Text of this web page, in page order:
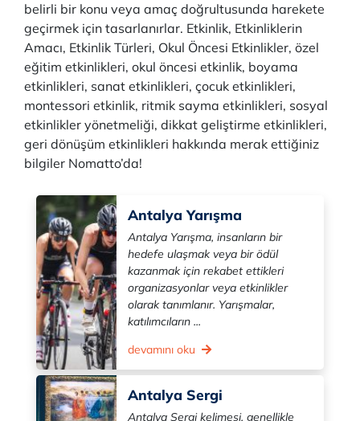
belirli bir konu veya amaç doğrultusunda harekete
geçirmek için tasarlanırlar. Etkinlik, Etkinliklerin
Amacı, Etkinlik Türleri, Okul Öncesi Etkinlikler, özel
eğitim etkinlikleri, okul öncesi etkinlik, boyama
etkinlikleri, sanat etkinlikleri, çocuk etkinlikleri,
montessori etkinlik, ritmik sayma etkinlikleri, sosyal
etkinlikler yönetmeliği, dikkat geliştirme etkinlikleri,
geri dönüşüm etkinlikleri hakkında merak ettiğiniz
bilgiler Nomatto’da!
Antalya Yarışma
Antalya Yarışma, insanların bir
hedefe ulaşmak veya bir ödül
kazanmak için rekabet ettikleri
organizasyonlar veya etkinlikler
olarak tanımlanır. Yarışmalar,
katılımcıların ...
devamını oku
Antalya Sergi
Antalya Sergi kelimesi, genellikle